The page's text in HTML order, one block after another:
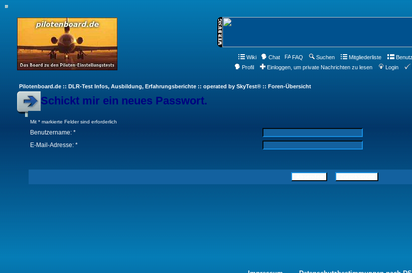
Wiki Chat FAQ Suchen Mitgliederliste
Profil
Einloggen, um private Nachrichten zu lesen Login
Pilotenboard.de :: DLR-Test Infos, Ausbildung, Erfahrungsberichte :: operated by SkyTest® :: Foren-Übersicht
Schickt mir ein neues Passwort.
Mit * markierte Felder sind erforderlich
Benutzername: *
E-Mail-Adresse: *